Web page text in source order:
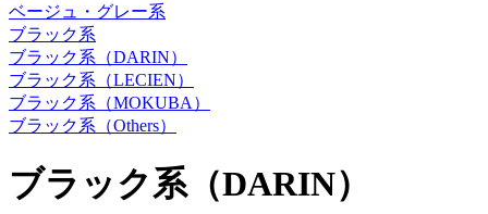
ベージュ・グレー系
ブラック系
ブラック系（DARIN）
ブラック系（LECIEN）
ブラック系（MOKUBA）
ブラック系（Others）
ブラック系（DARIN）